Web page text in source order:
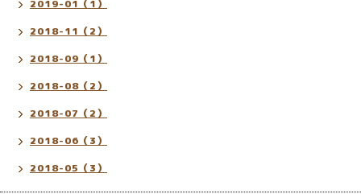
2019-01（1）
2018-11（2）
2018-09（1）
2018-08（2）
2018-07（2）
2018-06（3）
2018-05（3）